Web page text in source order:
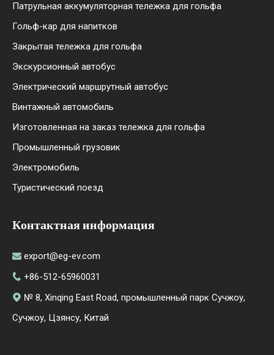
Патрульная аккумуляторная тележка для гольфа
Гольф-кар для напитков
Закрытая тележка для гольфа
Экскурсионный автобус
Электрический маршрутный автобус
Винтажный автомобиль
Изготовленная на заказ тележка для гольфа
Промышленный грузовик
Электромобиль
Туристический поезд
Контактная информация
 export@eg-ev.com
 +86-512-65960031
 № 8, Xinqing East Road, промышленный парк Сучжоу,
Сучжоу, Цзянсу, Китай